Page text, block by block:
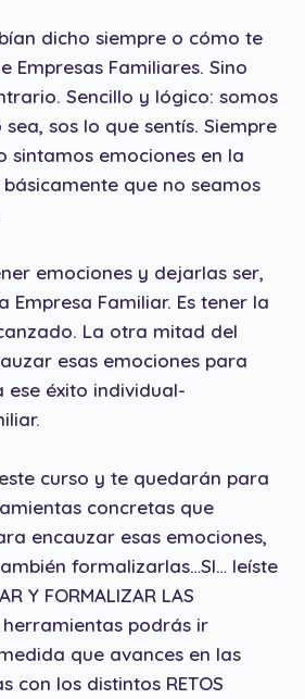
dicho siempre o cómo te
Empresas Familiares. Sino
Sencillo y lógico: somos
sos lo que sentís. Siempre
sintamos emociones en la
que no seamos
emociones y dejarlas ser,
Empresa Familiar. Es tener la
La otra mitad del
esas emociones para
ese éxito individual-
curso y te quedarán para
concretas que
encauzar esas emociones,
formalizarlas…SI… leíste
Y FORMALIZAR LAS
herramientas podrás ir
que avances en las
con los distintos RETOS